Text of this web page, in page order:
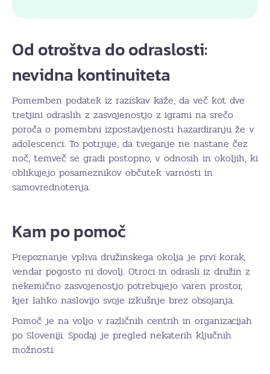
Od otroštva do odraslosti:
nevidna kontinuiteta
Pomemben podatek iz raziskav kaže, da več kot dve
tretjini odraslih z zasvojenostjo z igrami na srečo
poroča o pomembni izpostavljenosti hazardiranju že v
adolescenci. To potrjuje, da tveganje ne nastane čez
noč, temveč se gradi postopno, v odnosih in okoljih, ki
oblikujejo posameznikov občutek varnosti in
samovrednotenja.
Kam po pomoč
Prepoznanje vpliva družinskega okolja je prvi korak,
vendar pogosto ni dovolj. Otroci in odrasli iz družin z
nekemično zasvojenostjo potrebujejo varen prostor,
kjer lahko naslovijo svoje izkušnje brez obsojanja.
Pomoč je na voljo v različnih centrih in organizacijah
po Sloveniji. Spodaj je pregled nekaterih ključnih
možnosti: